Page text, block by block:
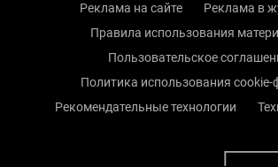
Реклама на сайте
Реклама в
Правила использования
Пользовательское
Политика использования cookie-
Рекомендательные технологии